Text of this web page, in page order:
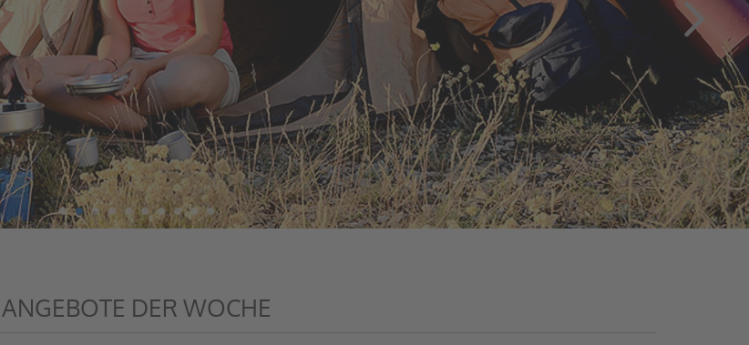
ANGEBOTE DER WOCHE